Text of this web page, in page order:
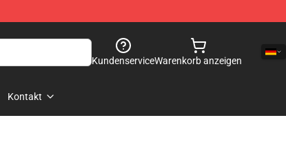
KundenserviceWarenkorb anzeigen
Kontakt